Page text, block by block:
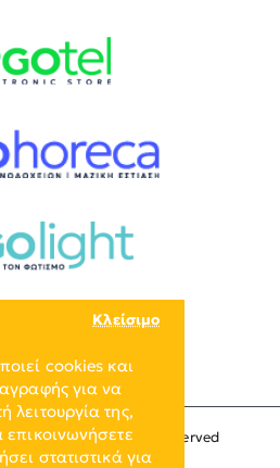
cookies και
για να
λειτουργία της,
επικοινωνήσετε
στατιστικά για
Κλείσιμο
GROUP, All Rights Reserved